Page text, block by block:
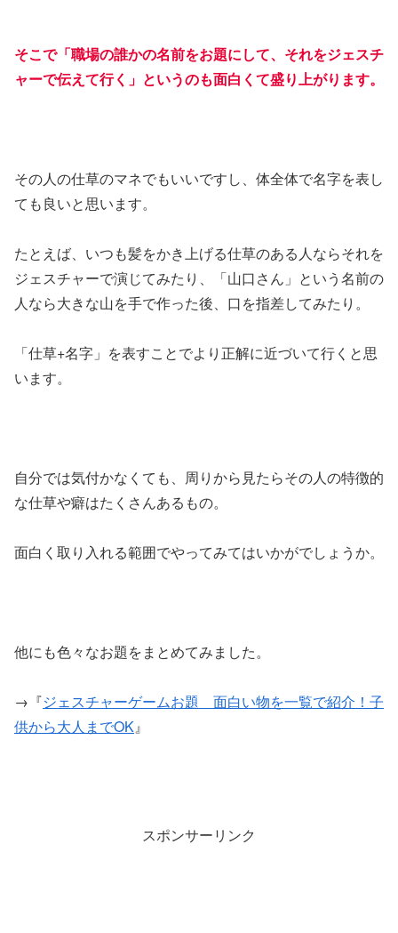
そこで「職場の誰かの名前をお題にして、それをジェスチ
ャーで伝えて行く」というのも面白くて盛り上がります。
その人の仕草のマネでもいいですし、体全体で名字を表し
ても良いと思います。
たとえば、いつも髪をかき上げる仕草のある人ならそれを
ジェスチャーで演じてみたり、「山口さん」という名前の
人なら大きな山を手で作った後、口を指差してみたり。
「仕草+名字」を表すことでより正解に近づいて行くと思
います。
自分では気付かなくても、周りから見たらその人の特徴的
な仕草や癖はたくさんあるもの。
面白く取り入れる範囲でやってみてはいかがでしょうか。
他にも色々なお題をまとめてみました。
→『ジェスチャーゲームお題 面白い物を一覧で紹介！子
供から大人までOK』
スポンサーリンク